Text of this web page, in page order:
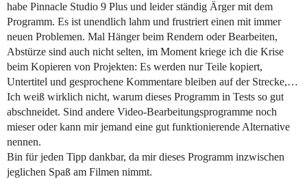
habe Pinnacle Studio 9 Plus und leider ständig Ärger mit dem
Programm. Es ist unendlich lahm und frustriert einen mit immer
neuen Problemen. Mal Hänger beim Rendern oder Bearbeiten,
Abstürze sind auch nicht selten, im Moment kriege ich die Krise
beim Kopieren von Projekten: Es werden nur Teile kopiert,
Untertitel und gesprochene Kommentare bleiben auf der Strecke,…
Ich weiß wirklich nicht, warum dieses Programm in Tests so gut
abschneidet. Sind andere Video-Bearbeitungsprogramme noch
mieser oder kann mir jemand eine gut funktionierende Alternative
nennen.
Bin für jeden Tipp dankbar, da mir dieses Programm inzwischen
jeglichen Spaß am Filmen nimmt.